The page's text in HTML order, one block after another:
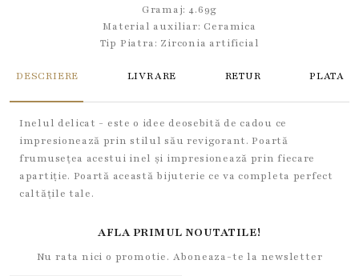
Gramaj: 4.69g
Material auxiliar: Ceramica
Tip Piatra: Zirconia artificial
DESCRIERE LIVRARE RETUR PLATA
Inelul delicat - este o idee deosebită de cadou ce
impresionează prin stilul său revigorant. Poartă
frumusețea acestui inel și impresionează prin fiecare
apartiție. Poartă această bijuterie ce va completa perfect
caltățile tale.
AFLA PRIMUL NOUTATILE!
Nu rata nici o promotie. Aboneaza-te la newsletter